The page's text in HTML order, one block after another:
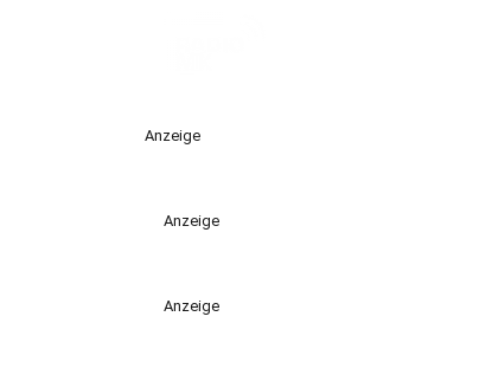
Anzeige
Anzeige
Anzeige